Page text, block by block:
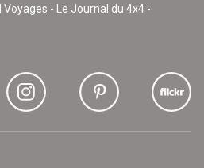
- Le Journal du 4x4 -